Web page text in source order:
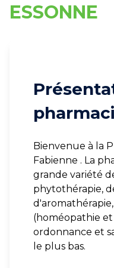
ESSONNE
Bienvenue à la
Fabienne . La
grande variété
phytothérapie,
(homéopathie
ordonnance et
le plus bas.